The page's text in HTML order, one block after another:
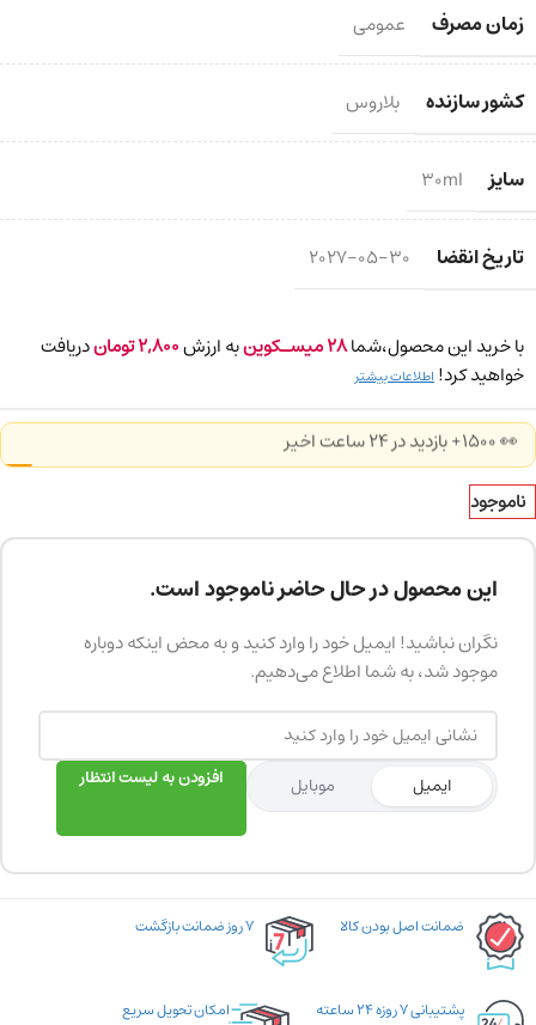
زمان مصرف عمومی
کشور سازنده بلاروس
سایز 30ml
تاریخ انقضا 2027-05-30
با خرید این محصول،شما28میسـکوینبه ارزش2,800توماندریافت
خواهید کرد! اطلاعات بیشتر
👀 1500+ بازدید در ۲۴ ساعت اخیر
ناموجود
این محصول در حال حاضر ناموجود است.
نگران نباشید! ایمیل خود را وارد کنید و به محض اینکه دوباره
موجود شد، به شما اطلاع می‌دهیم.
ایمیل موبایل افزودن به لیست انتظار
ضمانت اصل بودن کالا ۷ روز ضمانت بازگشت
پشتیبانی ۷ روزه ۲۴ ساعته امکان تحویل سریع